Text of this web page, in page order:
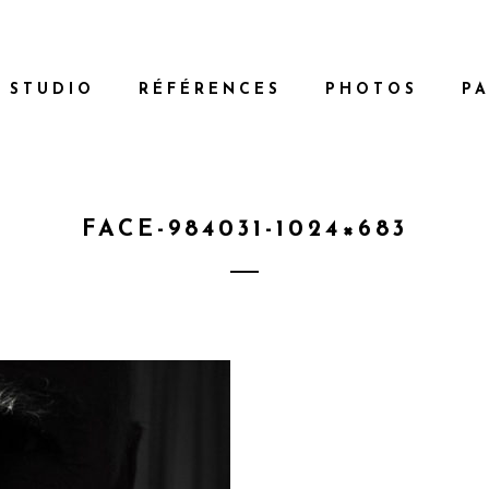
STUDIO RÉFÉRENCES PHOTOS
FACE-984031-1024×683